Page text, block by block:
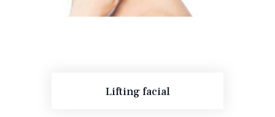
Lifting facial